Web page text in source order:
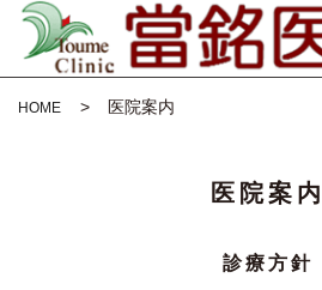
HOME 医院案内
医院案内
診療方針